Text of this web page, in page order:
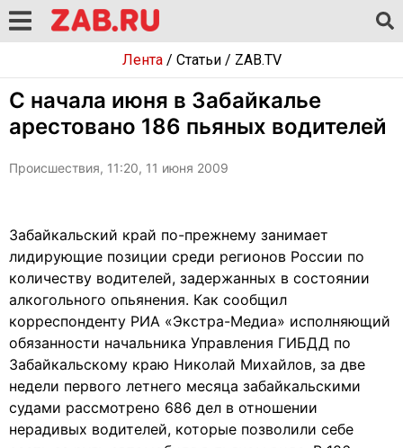
Лента/ Статьи/ ZAB.TV
C начала июня в Забайкалье
арестовано 186 пьяных водителей
Происшествия, 11:20, 11 июня 2009
Забайкальский край по-прежнему занимает
лидирующие позиции среди регионов России по
количеству водителей, задержанных в состоянии
алкогольного опьянения. Как сообщил
корреспонденту РИА «Экстра-Медиа» исполняющий
обязанности начальника Управления ГИБДД по
Забайкальскому краю Николай Михайлов, за две
недели первого летнего месяца забайкальскими
судами рассмотрено 686 дел в отношении
нерадивых водителей, которые позволили себе